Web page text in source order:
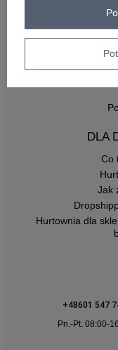
DLA
Co
Jak
Hurtownia dla
+48601 547
Pn.-Pt. 08:00-